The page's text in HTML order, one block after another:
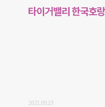
타이거밸리 한국호
2021.09.19